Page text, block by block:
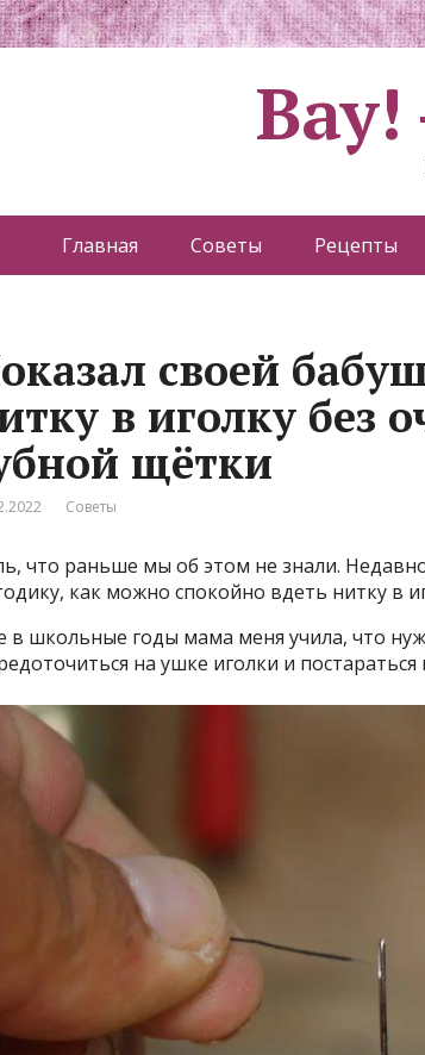
Вау!
Главная Советы Рецепты
своей
в иголку без
щётки
Советы
что раньше мы об этом не знали.
как можно спокойно вдеть нитку в
в школьные годы мама меня учила, что
на ушке иголки и